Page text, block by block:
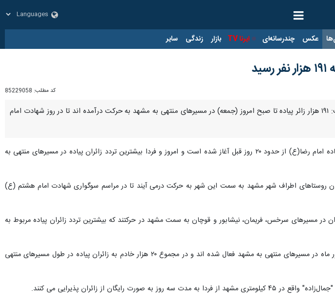
عکس چندرسانه‌ای ایرنا TV بازار زندگی سایر
کد مطلب: 85229058
مشهد-ایرنا- سخنگوی جمعیت خدمتگزاران زائران پیاده امام رضا(ع) گفت: ۱۹۱ هزار زائر پیاده تا صبح امروز (جمعه) در مسیرهای منتهی به مشهد به حرکت درآمده اند تا در روز شهادت امام
افزود: حرکت زائران پیاده امام رضا(ع) از حدود ۲۰ روز قبل آغاز شده است و امروز و فردا بیشترین تردد زائران پیاده در مسیرهای منتهی به
روستاهای اطراف شهر مشهد به سمت این شهر به حرکت درمی آیند تا در مراسم سوگواری شهادت امام هشتم (ع)
در مسیرهای سرخس، فریمان، نیشابور و قوچان به سمت مشهد در حرکتند که بیشترین تردد زائران پیاده مربوط به
رضایی افزود: ۳۲۰ ایستگاه صلواتی برای پذیرایی از زائران پیاده از ۲۴ شهریور ماه در مسیرهای منتهی به مشهد فعال شده اند و در مجموع ۲۰ هزار خادم به زائران پیاده در طول مسیرهای منتهی
از زائران پذیرایی می کنند.